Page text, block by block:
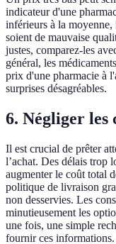
indicateur d'une
inférieurs à la moyenne,
soient de mauvaise
justes, comparez-les
général, les
prix d'une pharmacie à
surprises désagréables.
6. Négliger les
Il est crucial de prêter
l’achat. Des délais trop
augmenter le coût total
politique de livraison
non desservies. Les
minutieusement les
une fois, une simple
fournir ces informations.